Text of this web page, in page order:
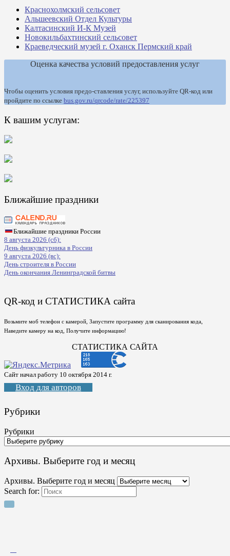
Краснохолмский сельсовет
Альшеевский Отдел Культуры
Калтасинский И-К Музей
Новокильбахтинский сельсовет
Краеведческий музей г. Оханск Пермский край
Оценка качества условий предоставления услуг
Чтобы оценить условия предо-ставления услуг, используйте QR-код или
пройдите по ссылке bus.gov.ru/qrcode/rate/225397
К вашим услугам:
Ближайшие праздники
Ближайшие праздники России
8 августа 2026 (сб):
День физкультурника в России
9 августа 2026 (вс):
День строителя в России
День окончания Ленинградской битвы
QR-код и СТАТИСТИКА сайта
Возьмите моб телефон с камерой, Запустите программу для сканирования кода,
Наведите камеру на код, Получите информацию!
СТАТИСТИКА САЙТА
Сайт начал работу 10 октября 2014 г.
Вход для авторов
Рубрики
Рубрики
Архивы. Выберите год и месяц
Архивы. Выберите год и месяц
Search for: